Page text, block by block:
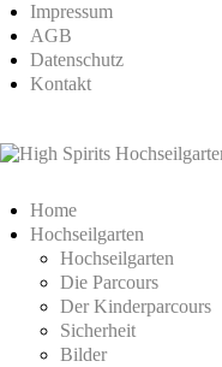
Impressum
AGB
Datenschutz
Kontakt
Home
Hochseilgarten
Hochseilgarten
Die Parcours
Der Kinderparcours
Sicherheit
Bilder